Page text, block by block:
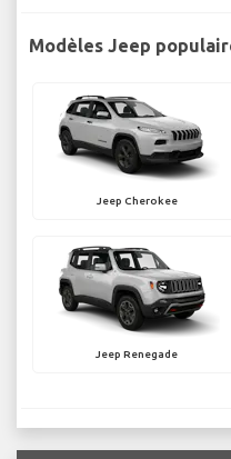
Modèles Jeep
Jeep Cherokee
Jeep Renegade